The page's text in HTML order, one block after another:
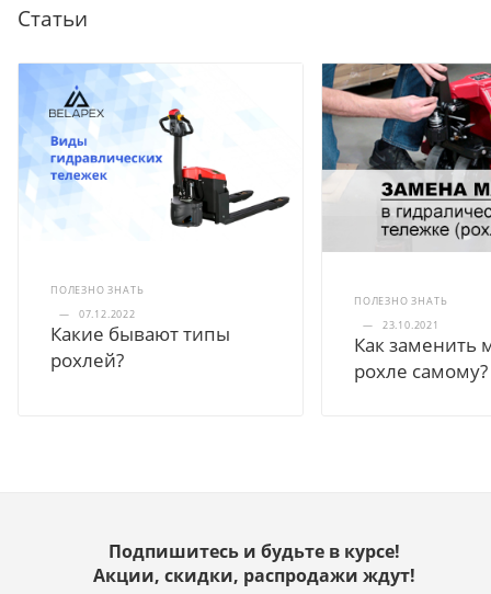
Статьи
ПОЛЕЗНО ЗНАТЬ
—
07.12.2022
Какие бывают типы
рохлей?
ПОЛЕЗНО ЗНАТЬ
—
23.10.2021
Как заменить
рохле самому?
Подпишитесь и будьте в курсе!
Акции, скидки, распродажи ждут!